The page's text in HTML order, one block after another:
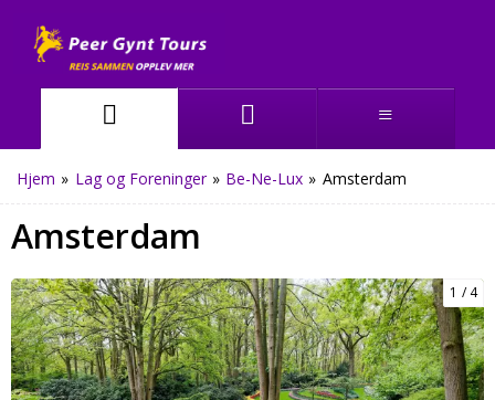
Hjem » Lag og Foreninger » Be-Ne-Lux » Amsterdam
Amsterdam
1 4